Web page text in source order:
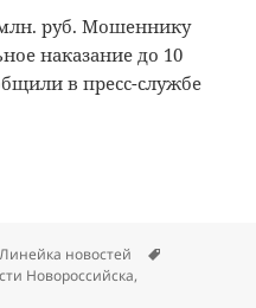
руб. Мошеннику
наказание до 10
в пресс-службе
Рубрики
Линейка новостей
Новороссийска,